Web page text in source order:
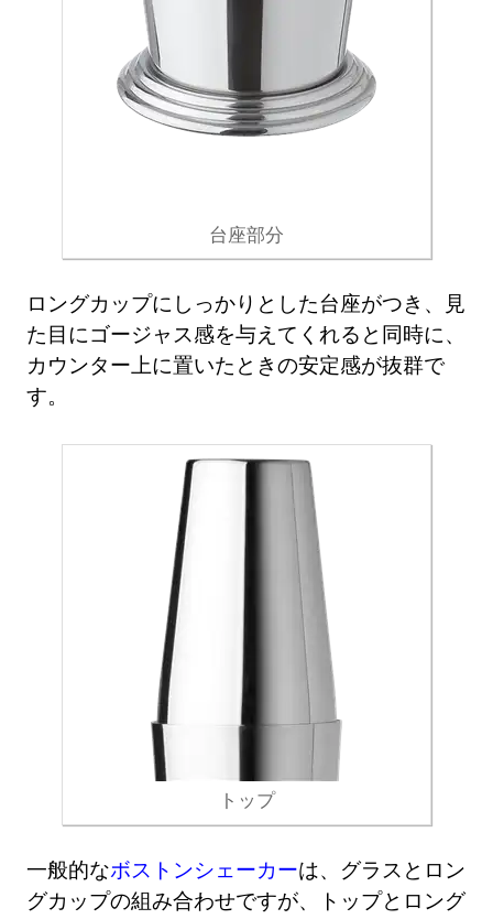
台座部分
ロングカップにしっかりとした台座がつき、見
た目にゴージャス感を与えてくれると同時に、
カウンター上に置いたときの安定感が抜群で
す。
トップ
一般的なボストンシェーカーは、グラスとロン
グカップの組み合わせですが、トップとロング